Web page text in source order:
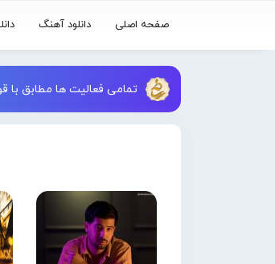
صفحه اصلی دانلود آهنگ
تمامی فعالیت ها مطابق با